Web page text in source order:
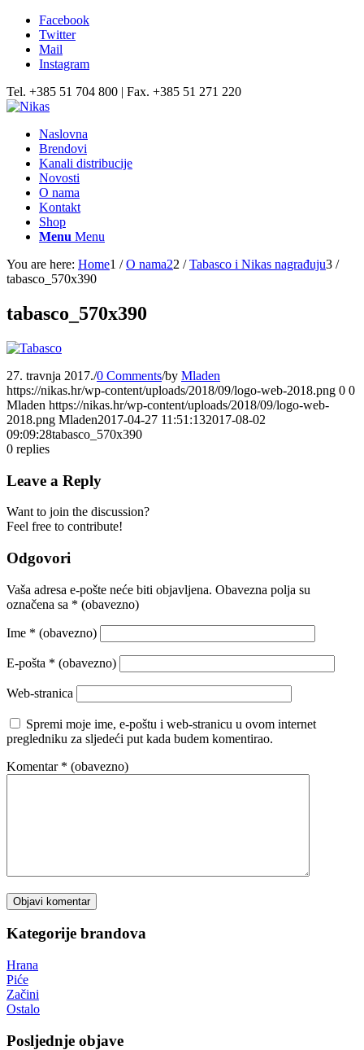
Facebook
Twitter
Mail
Instagram
Tel. +385 51 704 800 | Fax. +385 51 271 220
Naslovna
Brendovi
Kanali distribucije
Novosti
O nama
Kontakt
Shop
Menu Menu
You are here: Home1 / O nama22 / Tabasco i Nikas nagrađuju3 /
tabasco_570x390
tabasco_570x390
27. travnja 2017./0 Comments/by Mladen
https://nikas.hr/wp-content/uploads/2018/09/logo-web-2018.png 0 0
Mladen https://nikas.hr/wp-content/uploads/2018/09/logo-web-
2018.png Mladen2017-04-27 11:51:132017-08-02
09:09:28tabasco_570x390
0 replies
Leave a Reply
Want to join the discussion?
Feel free to contribute!
Odgovori
Vaša adresa e-pošte neće biti objavljena. Obavezna polja su
označena sa * (obavezno)
Ime * (obavezno)
E-pošta * (obavezno)
Web-stranica
Spremi moje ime, e-poštu i web-stranicu u ovom internet
pregledniku za sljedeći put kada budem komentirao.
Komentar * (obavezno)
Kategorije brandova
Hrana
Piće
Začini
Ostalo
Posljednje objave